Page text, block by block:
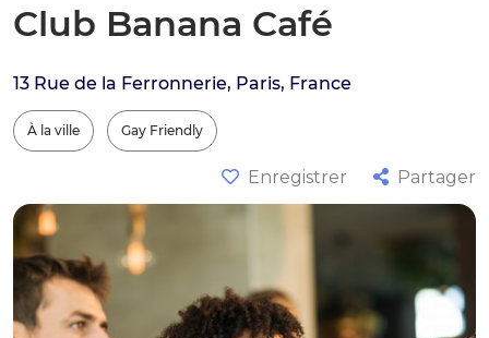
Club Banana Café
13 Rue de la Ferronnerie, Paris, France
À la ville Gay Friendly
Enregistrer Partager